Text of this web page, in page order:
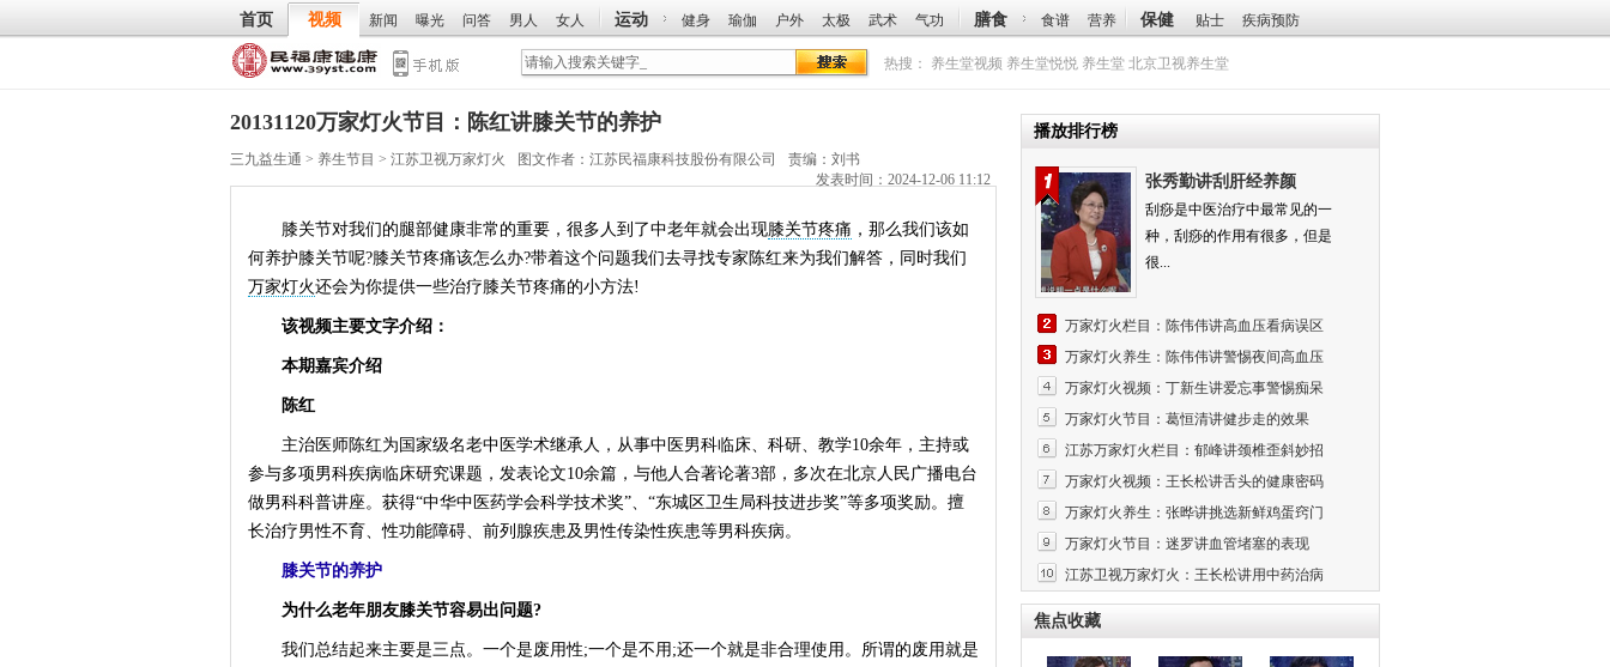
首页 视频 新闻 曝光 问答 男人 女人 运动 健身 瑜伽 户外 太极 武术 气功 膳食 食谱 营养 保健 贴士 疾病预防
热搜： 养生堂视频 养生堂悦悦 养生堂 北京卫视养生堂
20131120万家灯火节目：陈红讲膝关节的养护
三九益生通 > 养生节目 > 江苏卫视万家灯火 图文作者： 江苏民福康科技股份有限公司
责编：刘书
发表时间：2024-12-06 11:12
膝关节对我们的腿部健康非常的重要，很多人到了中老年就会出现膝关节疼痛 ，那么我们该如
何养护膝关节呢?膝关节疼痛该怎么办?带着这个问题我们去寻找专家陈红来为我们解答，同时我们
万家灯火还会为你提供一些治疗膝关节疼痛的小方法!
该视频主要文字介绍：
本期嘉宾介绍
陈红
主治医师陈红为国家级名老中医学术继承人，从事中医男科临床、科研、教学10余年，主持或
参与多项男科疾病临床研究课题，发表论文10余篇，与他人合著论著3部，多次在北京人民广播电台
做男科科普讲座。获得“中华中医药学会科学技术奖”、“东城区卫生局科技进步奖”等多项奖励。擅
长治疗男性不育、性功能障碍、前列腺疾患及男性传染性疾患等男科疾病。
膝关节的养护
为什么老年朋友膝关节容易出问题?
我们总结起来主要是三点。一个是废用性;一个是不用;还一个就是非合理使用。所谓的废用就是
播放排行榜
张秀勤讲刮肝经养颜
刮痧是中医治疗中最常见的一
种，刮痧的作用有很多，但是
很...
万家灯火栏目：陈伟伟讲高血压看病误区
万家灯火养生：陈伟伟讲警惕夜间高血压
万家灯火视频：丁新生讲爱忘事警惕痴呆
万家灯火节目：葛恒清讲健步走的效果
江苏万家灯火栏目：郁峰讲颈椎歪斜妙招
万家灯火视频：王长松讲舌头的健康密码
万家灯火养生：张晔讲挑选新鲜鸡蛋窍门
万家灯火节目：迷罗讲血管堵塞的表现
江苏卫视万家灯火：王长松讲用中药治病
焦点收藏